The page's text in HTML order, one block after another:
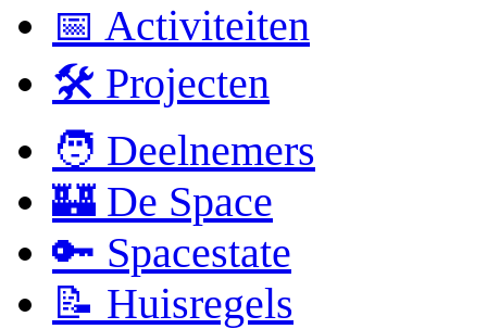
📅 Activiteiten
🛠 Projecten
🧑 Deelnemers
🏰 De Space
🔑 Spacestate
📝 Huisregels